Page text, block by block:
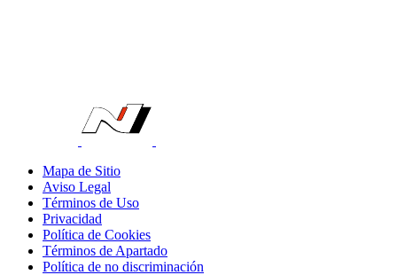
Mapa de Sitio
Aviso Legal
Términos de Uso
Privacidad
Política de Cookies
Términos de Apartado
Política de no discriminación